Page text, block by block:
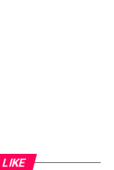
LIKE